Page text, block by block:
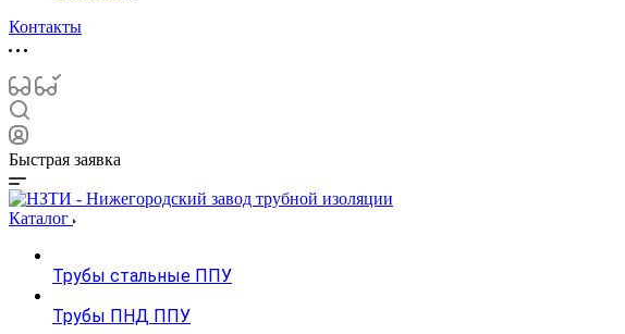
Контакты
Быстрая заявка
Каталог
Трубы стальные ППУ
Трубы ПНД ППУ